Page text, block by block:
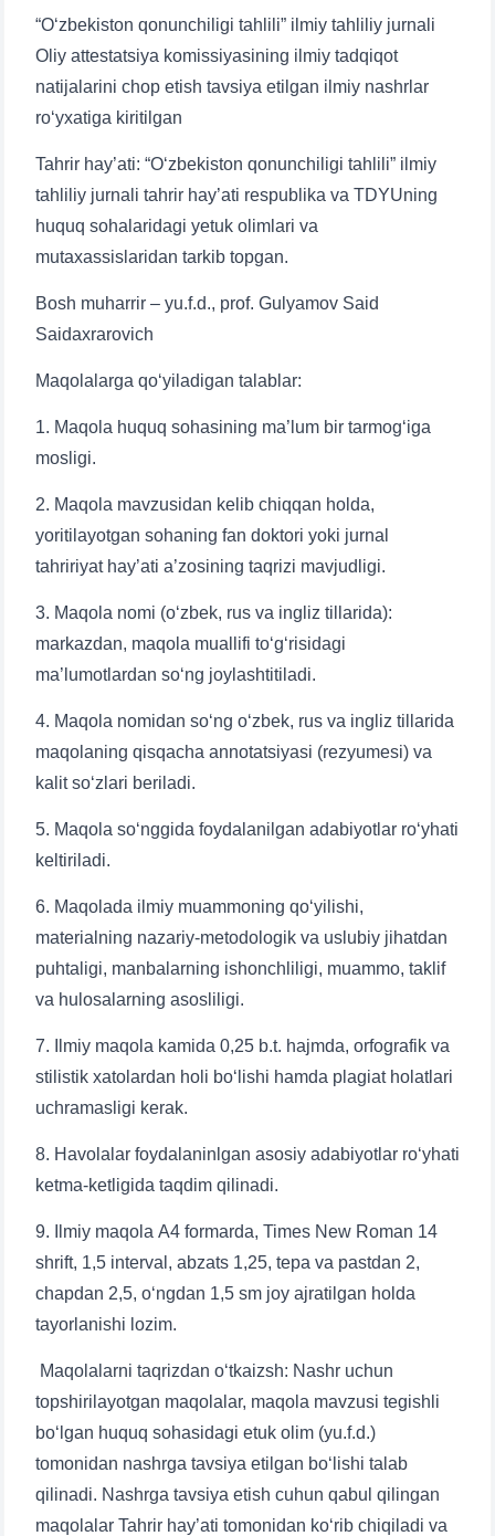
“O‘zbekiston qonunchiligi tahlili” ilmiy tahliliy jurnali
Oliy attestatsiya komissiyasining ilmiy tadqiqot
natijalarini chop etish tavsiya etilgan ilmiy nashrlar
ro‘yxatiga kiritilgan
Tahrir hay’ati: “O‘zbekiston qonunchiligi tahlili” ilmiy
tahliliy jurnali tahrir hay’ati respublika va TDYUning
huquq sohalaridagi yetuk olimlari va
mutaxassislaridan tarkib topgan.
Bosh muharrir – yu.f.d., prof. Gulyamov Said
Saidaxrarovich
Maqolalarga qo‘yiladigan talablar:
1. Maqola huquq sohasining ma’lum bir tarmog‘iga
mosligi.
2. Maqola mavzusidan kelib chiqqan holda,
yoritilayotgan sohaning fan doktori yoki jurnal
tahririyat hay’ati a’zosining taqrizi mavjudligi.
3. Maqola nomi (o‘zbek, rus va ingliz tillarida):
markazdan, maqola muallifi to‘g‘risidagi
ma’lumotlardan so‘ng joylashtitiladi.
4. Maqola nomidan so‘ng o‘zbek, rus va ingliz tillarida
maqolaning qisqacha annotatsiyasi (rezyumesi) va
kalit so‘zlari beriladi.
5. Maqola so‘nggida foydalanilgan adabiyotlar ro‘yhati
keltiriladi.
6. Maqolada ilmiy muammoning qo‘yilishi,
materialning nazariy-metodologik va uslubiy jihatdan
puhtaligi, manbalarning ishonchliligi, muammo, taklif
va hulosalarning asosliligi.
7. Ilmiy maqola kamida 0,25 b.t. hajmda, orfografik va
stilistik xatolardan holi bo‘lishi hamda plagiat holatlari
uchramasligi kerak.
8. Havolalar foydalaninlgan asosiy adabiyotlar ro‘yhati
ketma-ketligida taqdim qilinadi.
9. Ilmiy maqola А4 formarda, Times New Roman 14
shrift, 1,5 interval, abzats 1,25, tepa va pastdan 2,
chapdan 2,5, o‘ngdan 1,5 sm joy ajratilgan holda
tayorlanishi lozim.
Maqolalarni taqrizdan o‘tkaizsh: Nashr uchun
topshirilayotgan maqolalar, maqola mavzusi tegishli
bo‘lgan huquq sohasidagi etuk olim (yu.f.d.)
tomonidan nashrga tavsiya etilgan bo‘lishi talab
qilinadi. Nashrga tavsiya etish cuhun qabul qilingan
maqolalar Tahrir hay’ati tomonidan ko‘rib chiqiladi va